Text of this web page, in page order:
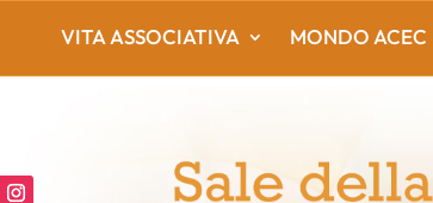
VITA ASSOCIATIVA MONDO ACEC